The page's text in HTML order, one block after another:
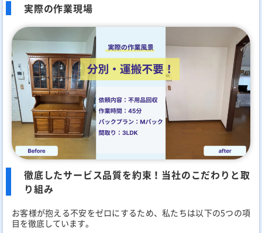
実際の作業現場
徹底したサービス品質を約束！当社のこだわりと取
り組み
お客様が抱える不安をゼロにするため、私たちは以下の5つの項
目を徹底しています。